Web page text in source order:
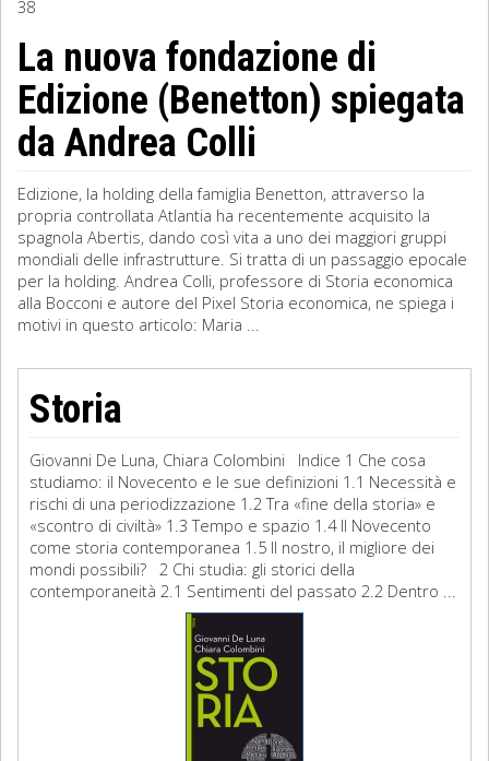
Sociologia
Filosofia
Storia
Matematica
Diritto
38
La nuova fondazione di
Edizione (Benetton) spiegata
da Andrea Colli
Edizione, la holding della famiglia Benetton, attraverso la
propria controllata Atlantia ha recentemente acquisito la
spagnola Abertis, dando così vita a uno dei maggiori gruppi
mondiali delle infrastrutture. Si tratta di un passaggio epocale
per la holding. Andrea Colli, professore di Storia economica
alla Bocconi e autore del Pixel Storia economica, ne spiega i
motivi in questo articolo: Maria ...
Storia
Giovanni De Luna, Chiara Colombini Indice 1 Che cosa
studiamo: il Novecento e le sue definizioni 1.1 Necessità e
rischi di una periodizzazione 1.2 Tra «fine della storia» e
«scontro di civiltà» 1.3 Tempo e spazio 1.4 Il Novecento
come storia contemporanea 1.5 Il nostro, il migliore dei
mondi possibili? 2 Chi studia: gli storici della
contemporaneità 2.1 Sentimenti del passato 2.2 Dentro ...